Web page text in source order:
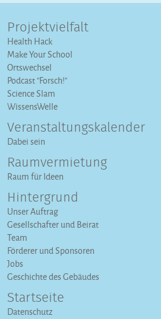
Projektvielfalt
Health Hack
Make Your School
Ortswechsel
Podcast "Forsch!"
Science Slam
WissensWelle
Veranstaltungs­kalender
Dabei sein
Raumvermietung
Raum für Ideen
Hintergrund
Unser Auftrag
Gesellschafter und Beirat
Team
Förderer und Sponsoren
Jobs
Geschichte des Gebäudes
Startseite
Datenschutz